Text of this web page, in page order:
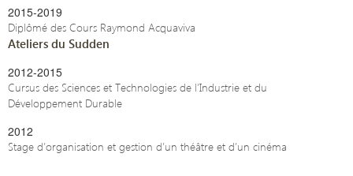
2015-2019
Diplômé des Cours Raymond Acquaviva
Ateliers du Sudden
2012-2015
Cursus des Sciences et Technologies de l’Industrie et du
Développement Durable
2012
Stage d’organisation et gestion d’un théâtre et d’un cinéma